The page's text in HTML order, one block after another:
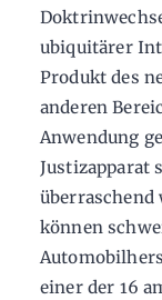
ubiquitärer
Produkt des
anderen
Anwendung
Justizapparat
überraschend
können
einer der 16